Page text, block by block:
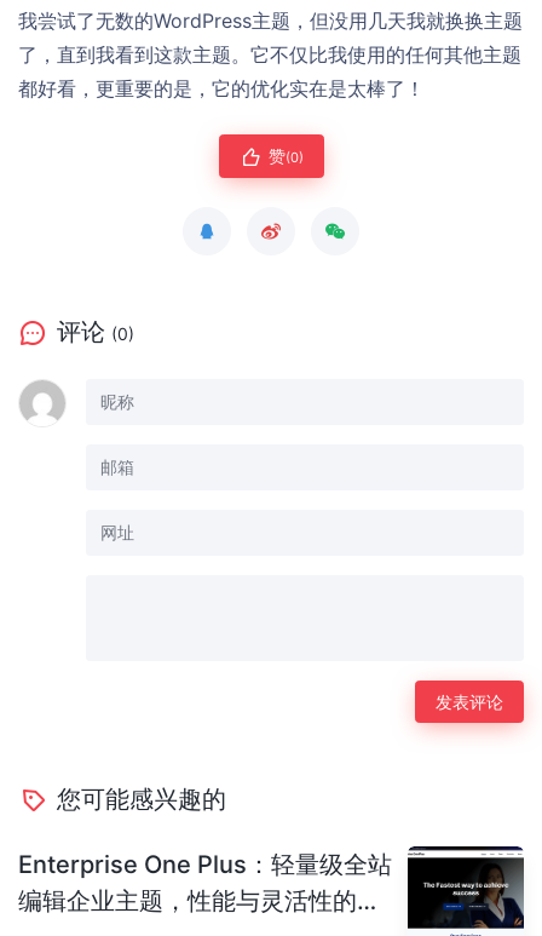
我尝试了无数的WordPress主题，但没用几天我就换换主题
了，直到我看到这款主题。它不仅比我使用的任何其他主题
都好看，更重要的是，它的优化实在是太棒了！
赞(0)
评论 (0)
您可能感兴趣的
Enterprise One Plus：轻量级全站
编辑企业主题，性能与灵活性的完